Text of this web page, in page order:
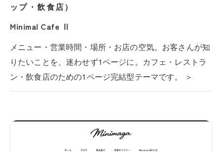
ップ・飲食店）
Minimal Cafe Ⅱ
メニュー・営業時間・場所・お店の空気。お客さんが知
りたいことを、迷わせず1ページに。カフェ・レストラ
ン・飲食店のための1ページ完結型テーマです。 ＞